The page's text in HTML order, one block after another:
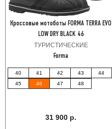
Кроссовые мотоботы FORMA TERRA EVO
LOW DRY BLACK 46
ТУРИСТИЧЕСКИЕ
Forma
40 41 42 43
44
45
46 47 48
31 900 р.